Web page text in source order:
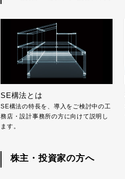
SE構法とは
SE構法の特長を、導入をご検討中の工
務店・設計事務所の方に向けて説明し
ます。
株主・投資家の方へ